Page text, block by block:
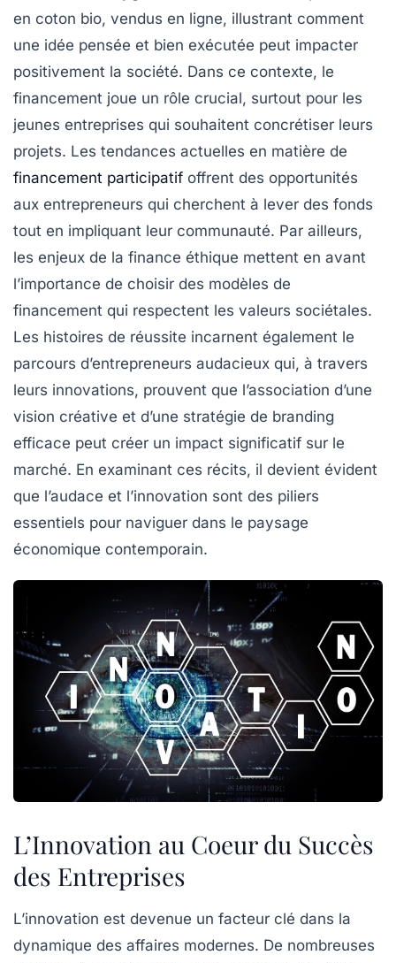
en coton bio, vendus en ligne, illustrant comment
une idée pensée et bien exécutée peut impacter
positivement la société. Dans ce contexte, le
financement joue un rôle crucial, surtout pour les
jeunes entreprises qui souhaitent concrétiser leurs
projets. Les tendances actuelles en matière de
financement participatif offrent des opportunités
aux entrepreneurs qui cherchent à lever des fonds
tout en impliquant leur communauté. Par ailleurs,
les enjeux de la finance éthique mettent en avant
l’importance de choisir des modèles de
financement qui respectent les valeurs sociétales.
Les histoires de réussite incarnent également le
parcours d’entrepreneurs audacieux qui, à travers
leurs innovations, prouvent que l’association d’une
vision créative et d’une stratégie de branding
efficace peut créer un impact significatif sur le
marché. En examinant ces récits, il devient évident
que l’audace et l’innovation sont des piliers
essentiels pour naviguer dans le paysage
économique contemporain.
L’Innovation au Coeur du Succès
des Entreprises
L’innovation est devenue un facteur clé dans la
dynamique des affaires modernes. De nombreuses